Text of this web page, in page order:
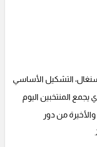
التشكيل الأساسي
يجمع المنتخبين اليوم
من دور